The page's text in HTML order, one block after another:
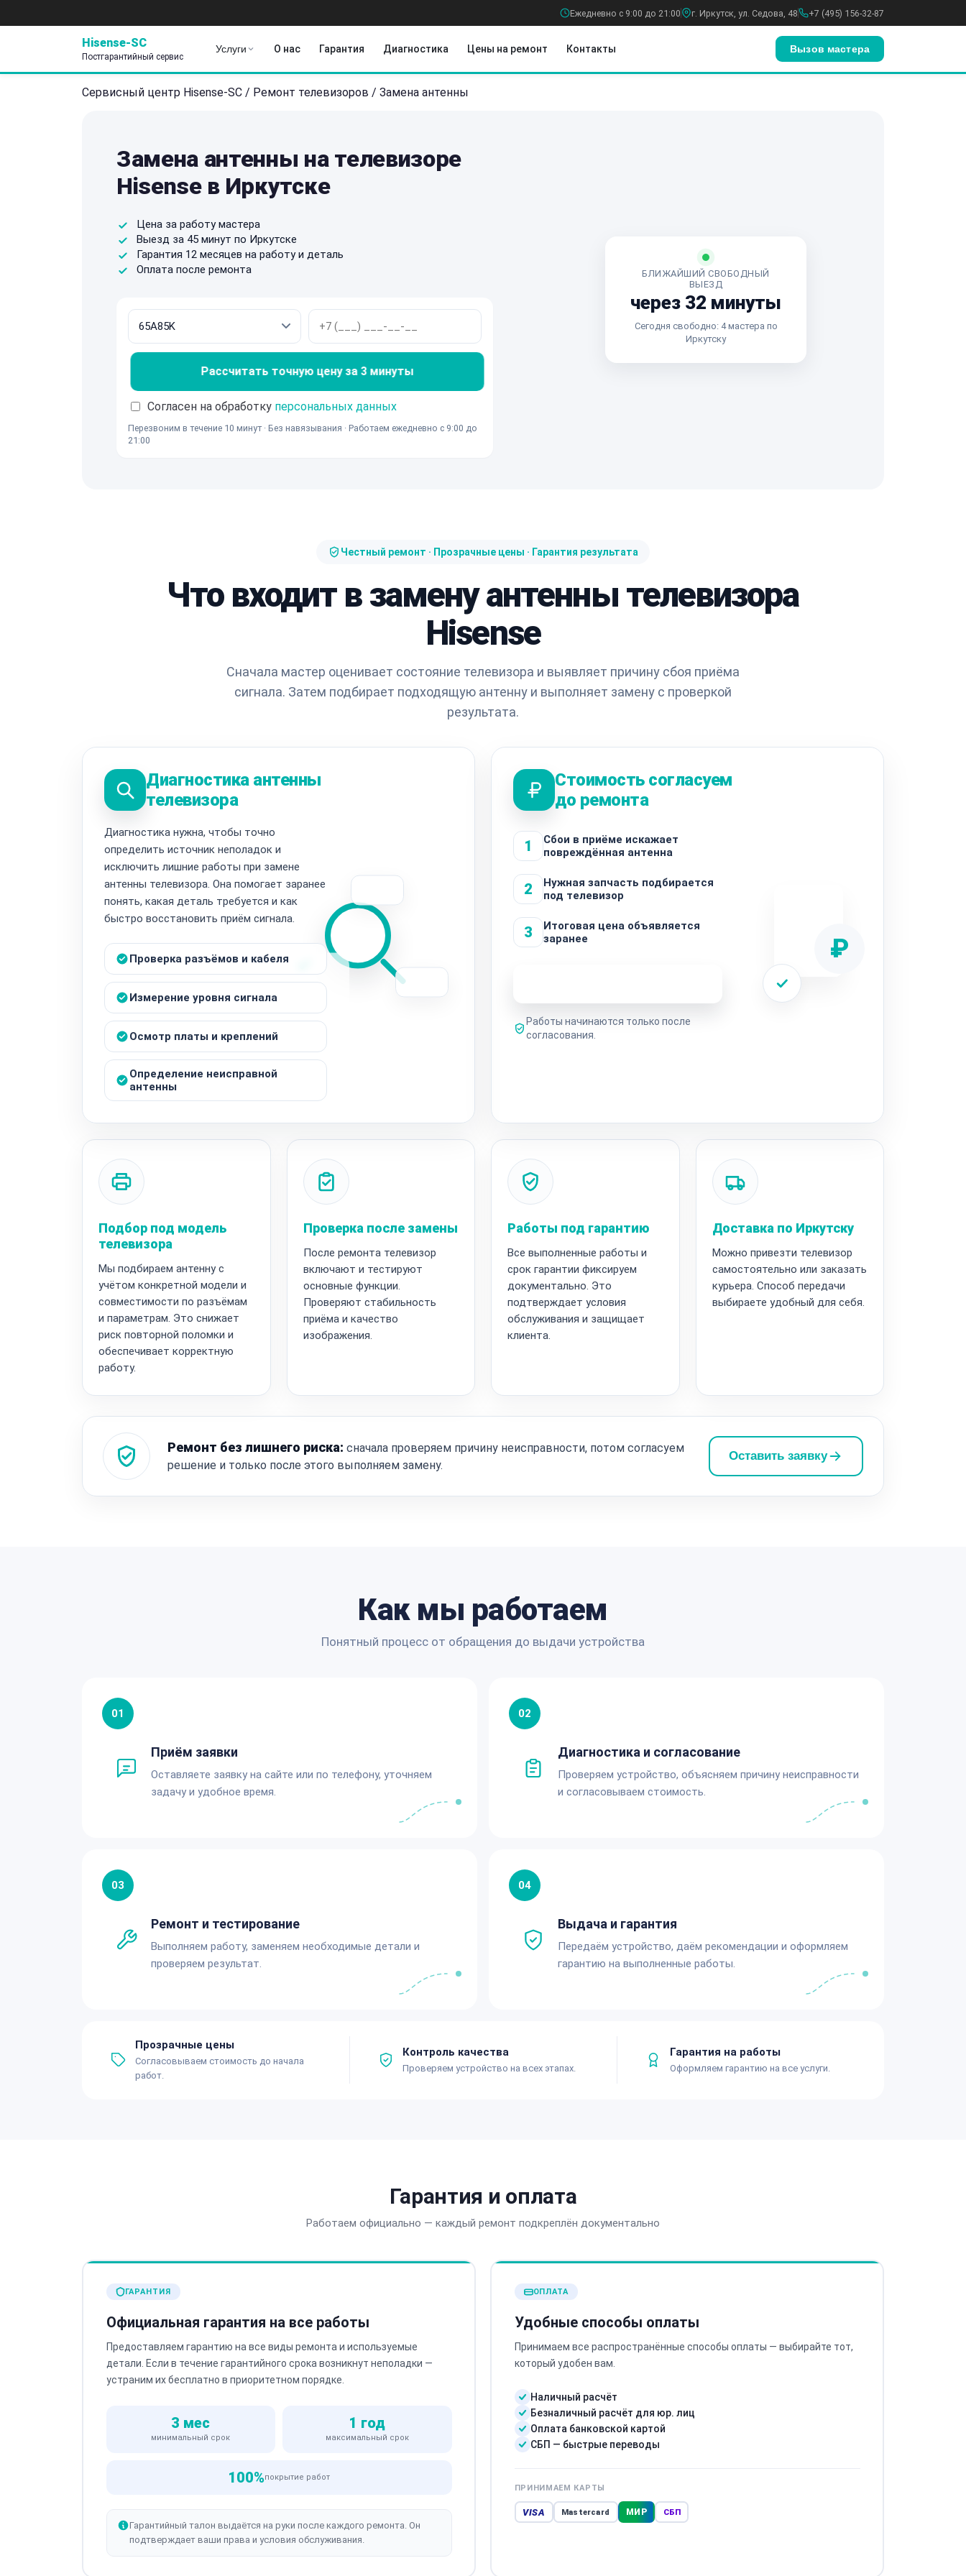
Ежедневно с 9:00 до 21:00 г. Иркутск, ул. Седова, 48 +7 (495) 156-32-87
Hisense-SC
Постгарантийный сервис
Услуги О нас Гарантия Диагностика Цены на ремонт Контакты Вызов мастера
Сервисный центр Hisense-SC / Ремонт телевизоров / Замена антенны
Замена антенны на телевизоре
Hisense в Иркутске
Цена за работу мастера
Выезд за 45 минут по Иркутске
Гарантия 12 месяцев на работу и деталь
Оплата после ремонта
Рассчитать точную цену за 3 минуты
Согласен на обработку персональных данных
Перезвоним в течение 10 минут · Без навязывания · Работаем ежедневно с 9:00 до
21:00
БЛИЖАЙШИЙ СВОБОДНЫЙ
ВЫЕЗД
через 32 минуты
Сегодня свободно: 4 мастера по
Иркутску
Честный ремонт · Прозрачные цены · Гарантия результата
Что входит в замену антенны телевизора
Hisense
Сначала мастер оценивает состояние телевизора и выявляет причину сбоя приёма
сигнала. Затем подбирает подходящую антенну и выполняет замену с проверкой
результата.
Диагностика антенны
телевизора
Диагностика нужна, чтобы точно
определить источник неполадок и
исключить лишние работы при замене
антенны телевизора. Она помогает заранее
понять, какая деталь требуется и как
быстро восстановить приём сигнала.
Проверка разъёмов и кабеля
Измерение уровня сигнала
Осмотр платы и креплений
Определение неисправной
антенны
Стоимость согласуем
до ремонта
1
Сбои в приёме искажает
повреждённая антенна
2
Нужная запчасть подбирается
под телевизор
3
Итоговая цена объявляется
заранее
Работы начинаются только после
согласования.
₽
Подбор под модель
телевизора
Мы подбираем антенну с
учётом конкретной модели и
совместимости по разъёмам
и параметрам. Это снижает
риск повторной поломки и
обеспечивает корректную
работу.
Проверка после замены
После ремонта телевизор
включают и тестируют
основные функции.
Проверяют стабильность
приёма и качество
изображения.
Работы под гарантию
Все выполненные работы и
срок гарантии фиксируем
документально. Это
подтверждает условия
обслуживания и защищает
клиента.
Доставка по Иркутску
Можно привезти телевизор
самостоятельно или заказать
курьера. Способ передачи
выбираете удобный для себя.
Ремонт без лишнего риска: сначала проверяем причину неисправности, потом согласуем
решение и только после этого выполняем замену.
Оставить заявку
Как мы работаем
Понятный процесс от обращения до выдачи устройства
01
Приём заявки
Оставляете заявку на сайте или по телефону, уточняем
задачу и удобное время.
02
Диагностика и согласование
Проверяем устройство, объясняем причину неисправности
и согласовываем стоимость.
03
Ремонт и тестирование
Выполняем работу, заменяем необходимые детали и
проверяем результат.
04
Выдача и гарантия
Передаём устройство, даём рекомендации и оформляем
гарантию на выполненные работы.
Прозрачные цены
Согласовываем стоимость до начала
работ.
Контроль качества
Проверяем устройство на всех этапах.
Гарантия на работы
Оформляем гарантию на все услуги.
Гарантия и оплата
Работаем официально — каждый ремонт подкреплён документально
ГАРАНТИЯ
Официальная гарантия на все работы
Предоставляем гарантию на все виды ремонта и используемые
детали. Если в течение гарантийного срока возникнут неполадки —
устраним их бесплатно в приоритетном порядке.
3 мес
минимальный срок
1 год
максимальный срок
100%покрытие работ
Гарантийный талон выдаётся на руки после каждого ремонта. Он
подтверждает ваши права и условия обслуживания.
ОПЛАТА
Удобные способы оплаты
Принимаем все распространённые способы оплаты — выбирайте тот,
который удобен вам.
Наличный расчёт
Безналичный расчёт для юр. лиц
Оплата банковской картой
СБП — быстрые переводы
ПРИНИМАЕМ КАРТЫ
VISA Mastercard МИР СБП